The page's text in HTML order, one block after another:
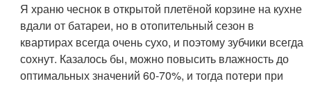
Я храню чеснок в открытой плетёной корзине на кухне
вдали от батареи, но в отопительный сезон в
квартирах всегда очень сухо, и поэтому зубчики всегда
сохнут. Казалось бы, можно повысить влажность до
оптимальных значений 60-70%, и тогда потери при